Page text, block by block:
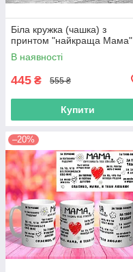
Біла кружка (чашка) з
принтом "найкраща Мама"
В наявності
445 ₴ 555 ₴
Купити
–20%